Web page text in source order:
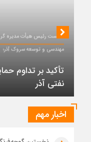
بررسی MG ZS هیبرید و جایگاه آن در بازار خودروهای وارداتی
5 روز قبل
مسکن، شهرسازی و
6 روز قبل
برگزاری دهمین
جهانی حمل‌ونقل
6 روز قبل
نشست رئیس هیأت مدیره
مهندسی و توسعه سروک آذر؛
تأکید بر تداوم
نفتی آذر
اخبار مهم